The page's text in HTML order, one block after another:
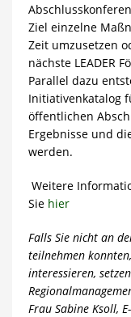
Ziel einzelne
Zeit umzusetzen
nächste LEADER
Parallel dazu
Initiativenkatalog
öffentlichen
Ergebnisse und
werden.
Weitere
Sie hier
Falls Sie nicht an
teilnehmen
interessieren,
Frau Sabine Ksoll,